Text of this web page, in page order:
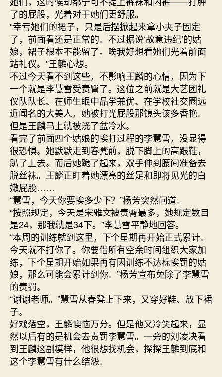
了的屁股，光着对于她们更舒服。
“幸亏她们的裙子，只是后摆掀起来拿小夹子固定
了，前面看还是正常的。不过据说‘故意违纪’的姑
娘，裙子根本不能留了。唉我好想看她们光着前面
站礼仪。”王麟心想。
不过今天看不到这些，不影响王麟的心情，因为下
一个就是李慧雪受责臀了。这位之前就是大艺团礼
仪队队长、在师生眼中品学兼优、在学校社交圈远
近闻名的大美人，她被打光屁股那镜头该多香艳。
但是王麟马上就被浇了盆冷水。
看完了前面四个姑娘的挨打过程的李慧雪，没显得
很恐惧。她默默走到春凳前，脱下脚上的高跟鞋，
趴了上去。而后她跪了起来，双手伸到腰间准备去
脱丝袜。王麟正盯着她漂亮的丝足和即将见光的白
嫩屁股……
“慧雪，今天你要挨多少下？”杨芳突然问道。
“按照规定，今天是宋雅文被责臀最多，她规定数目
是24，那我就是34下。”李慧雪平静地回答。
“本周的训练就到这里，下个星期再开始正式累计。
今天就不打你了。你要借所有空余时间组织大家加
练，下个星期开始如果再有因训练不达标挨罚的姑
娘，那么可能会累计到你。”杨芳宣布免除了李慧雪
的责罚。
“谢谢老师。”慧雪从春凳上下来，又穿好鞋、放下裙
子。
好戏落空，王麟懊恼万分。但是他又冷笑起来，显
然以后有的是机会去责罚李慧雪。一旁的刘凌决看
到王麟这副模样，他很想找机会，探探王麟到底和
这个李慧雪有什么结怨。